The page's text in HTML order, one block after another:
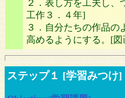
２．表し方を工夫し
工作３．４年]
３．自分たちの作品
高めるようにする。[
ステップ１ [学習みつけ]